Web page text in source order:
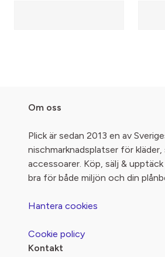
Om oss
Plick är sedan 2013 en av
nischmarknadsplatser för kläder,
accessoarer. Köp, sälj &
bra för både miljön och din
Hantera cookies
Cookie policy
Kontakt